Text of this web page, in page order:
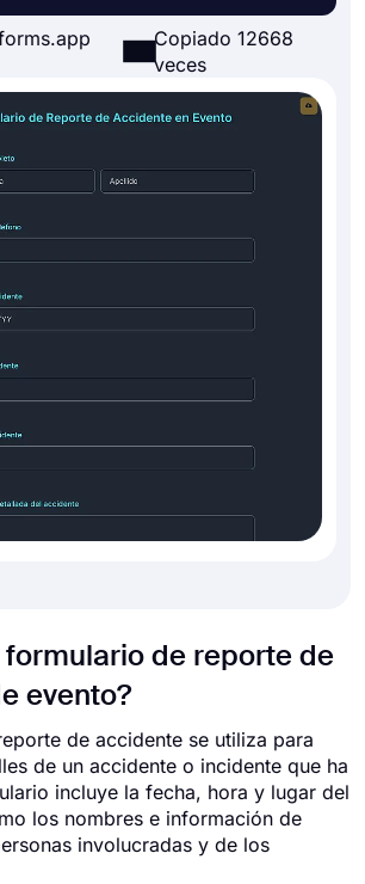
Copiado 12668
veces
formulario de reporte de
evento?
de accidente se utiliza para
de un accidente o incidente que ha
incluye la fecha, hora y lugar del
los nombres e información de
involucradas y de los